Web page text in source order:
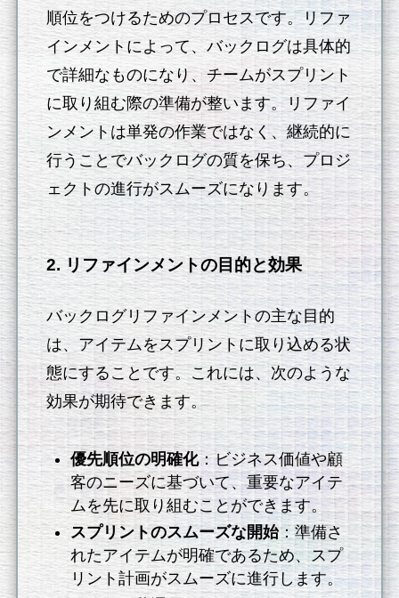
順位をつけるためのプロセスです。リファ
インメントによって、バックログは具体的
で詳細なものになり、チームがスプリント
に取り組む際の準備が整います。リファイ
ンメントは単発の作業ではなく、継続的に
行うことでバックログの質を保ち、プロジ
ェクトの進行がスムーズになります。
2. リファインメントの目的と効果
バックログリファインメントの主な目的
は、アイテムをスプリントに取り込める状
態にすることです。これには、次のような
効果が期待できます。
優先順位の明確化：ビジネス価値や顧
客のニーズに基づいて、重要なアイテ
ムを先に取り組むことができます。
スプリントのスムーズな開始：準備さ
れたアイテムが明確であるため、スプ
リント計画がスムーズに進行します。